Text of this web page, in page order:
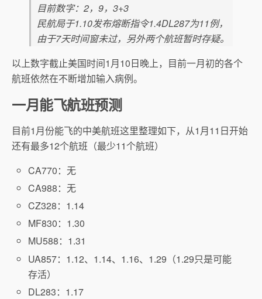
目前数字：2，9，3+3
民航局于1.10发布熔断指令1.4DL287为11例，
由于7天时间窗未过，另外两个航班暂时存疑。
以上数字截止美国时间1月10日晚上，目前一月初的各个
航班依然在不断增加输入病例。
一月能飞航班预测
目前1月份能飞的中美航班这里整理如下，从1月11日开始
还有最多12个航班（最少11个航班）
CA770：无
CA988：无
CZ328：1.14
MF830：1.30
MU588：1.31
UA857：1.12、1.14、1.16、1.29（1.29只是可能
存活）
DL283：1.17